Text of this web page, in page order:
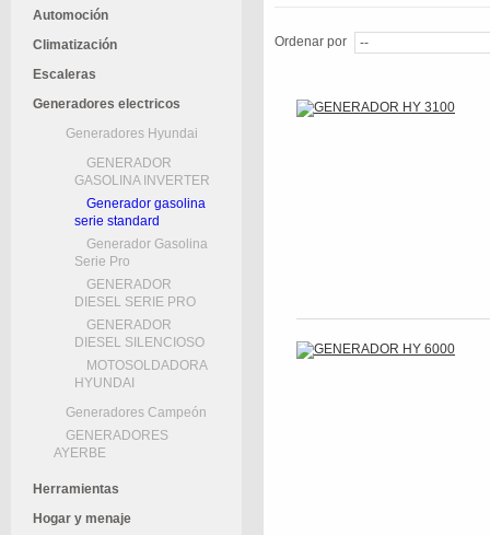
Automoción
Climatización
Escaleras
Generadores electricos
Generadores Hyundai
GENERADOR
GASOLINA INVERTER
Generador gasolina
serie standard
Generador Gasolina
Serie Pro
GENERADOR
DIESEL SERIE PRO
GENERADOR
DIESEL SILENCIOSO
MOTOSOLDADORA
HYUNDAI
Generadores Campeón
GENERADORES
AYERBE
Herramientas
Hogar y menaje
Ordenar por